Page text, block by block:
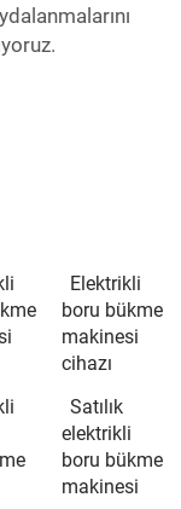
Elektrikli
boru bükme
makinesi
cihazı
Satılık
elektrikli
boru bükme
makinesi